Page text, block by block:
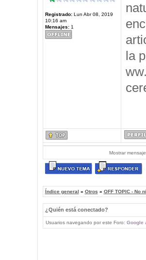
Registrado:Lun Abr 08, 2019
10:16 am
Mensajes:1
la
Mostrar
Índice general » Otros » OFF TOPIC - No
¿Quién está conectado?
Usuarios navegando por este Foro: Google